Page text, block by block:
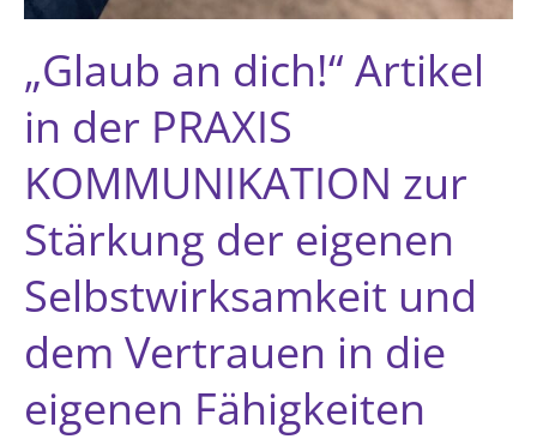
„Glaub an dich!“ Artikel
in der PRAXIS
KOMMUNIKATION zur
Stärkung der eigenen
Selbstwirksamkeit und
dem Vertrauen in die
eigenen Fähigkeiten